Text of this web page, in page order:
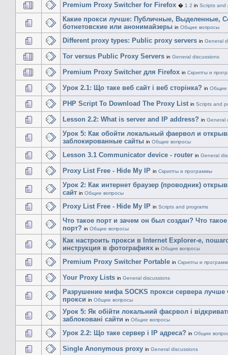
Premium Proxy Switcher for Firefox � 1 2 in Scripts and
Какие прокси лучше: Публичные, Выделенные,
ботнетовские или анонимайзеры in Общие вопросы
Different proxy types: Public proxy servers in General
Tor versus Public Proxy Servers in General discussions
Premium Proxy Switcher для Firefox in Скрипты и
Урок 2.1: Що таке веб сайт і веб сторінка? in Общие
PHP Script To Download The Proxy List in Scripts and
Lesson 2.2: What is server and IP address? in General
Урок 5: Как обойти локальный фаервол и
заблокированные сайты in Общие вопросы
Lesson 3.1 Communicator device - router in General
Proxy List Free - Hide My IP in Скрипты и программы
Урок 2: Как интернет браузер (проводник)
сайт in Общие вопросы
Proxy List Free - Hide My IP in Scripts and programs
Что такое порт и зачем он был создан? Что
порт? in Общие вопросы
Как настроить прокси в Internet Explorer-е,
инструкция в фотографиях in Общие вопросы
Premium Proxy Switcher Portable in Скрипты и
Your Proxy Lists in General discussions
Разрушение мифа SOCKS прокси сервера лучше
прокси in Общие вопросы
Урок 5: Як обійти локальний фаєрвол і
заблоковані сайти in Общие вопросы
Урок 2.2: Що таке сервер і IP адреса? in Общие
Single Anonymous proxy in General discussions